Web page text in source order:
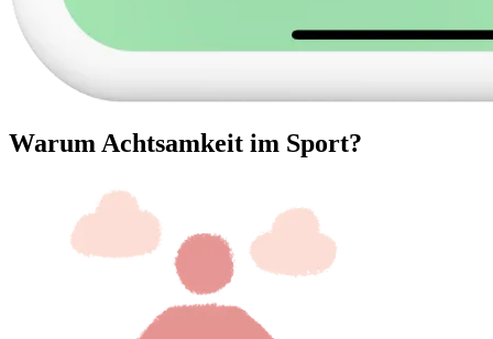
Warum Achtsamkeit im Sport?